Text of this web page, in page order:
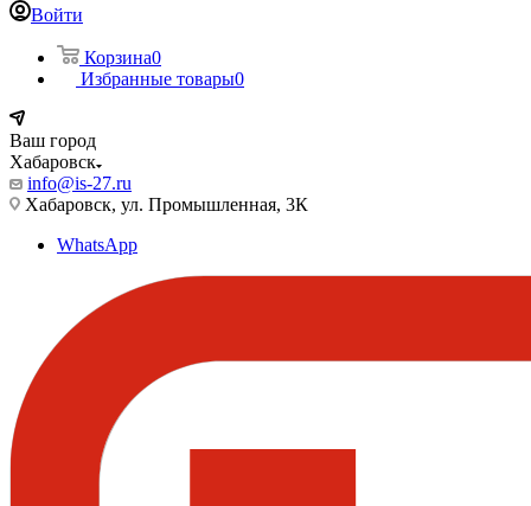
Войти
Корзина0
Избранные товары0
Ваш город
Хабаровск
info@is-27.ru
Хабаровск, ул. Промышленная, 3К
WhatsApp